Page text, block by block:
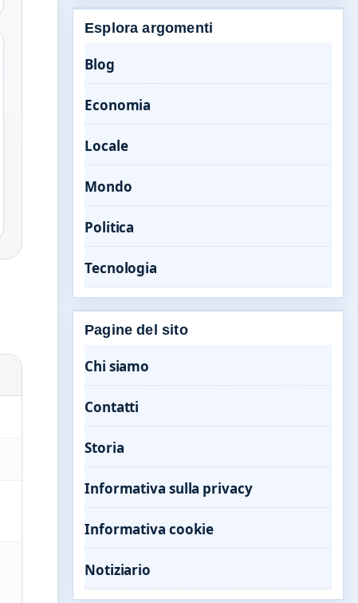
Esplora argomenti
Blog
Economia
Locale
Mondo
Politica
Tecnologia
Pagine del sito
Chi siamo
Contatti
Storia
Informativa sulla privacy
Informativa cookie
Notiziario